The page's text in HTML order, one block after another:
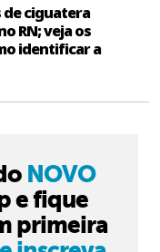
de ciguatera
RN; veja os
identificar a
NOVO
e fique
primeira